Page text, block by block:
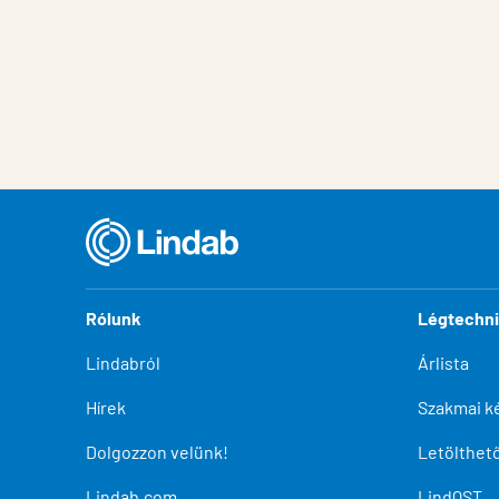
Rólunk
Lindabról
Hírek
Dolgozzon velünk!
Árlista
Szakmai